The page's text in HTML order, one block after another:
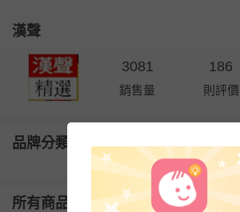
漢聲
3081
銷售量
186
則評價
品牌分類
所有商品